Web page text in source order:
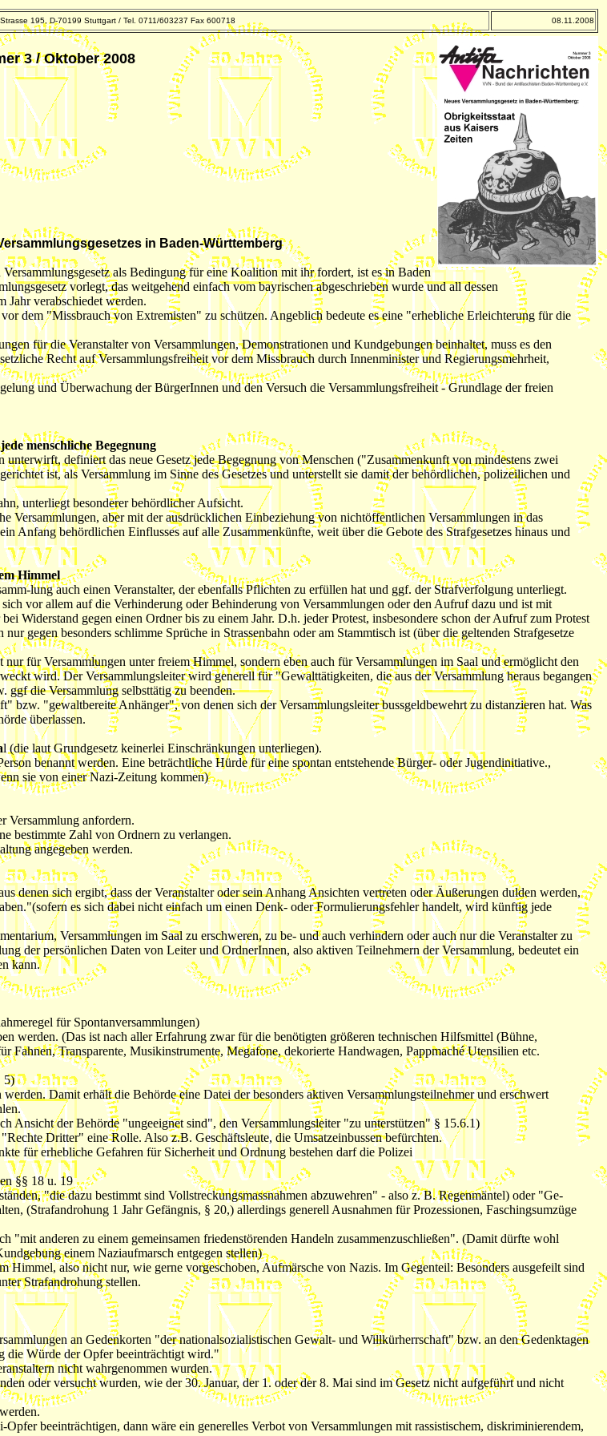
195, D-70199 Stuttgart / Tel. 0711/603237 Fax 600718 08.11.2008
3 / Oktober 2008
in Baden-Württemberg
als Bedingung für eine Koalition mit ihr fordert, ist es in Baden
vorlegt, das weitgehend einfach vom bayrischen abgeschrieben wurde und all dessen
Jahr verabschiedet werden.
dem "Missbrauch von Extremisten" zu schützen. Angeblich bedeute es eine "erhebliche Erleichterung für die
für die Veranstalter von Versammlungen, Demonstrationen und Kundgebungen beinhaltet, muss es den
Recht auf Versammlungsfreiheit vor dem Missbrauch durch Innenminister und Regierungsmehrheit,
und Überwachung der BürgerInnen und den Versuch die Versammlungsfreiheit - Grundlage der freien
menschliche Begegnung
definiert das neue Gesetz jede Begegnung von Menschen ("Zusammenkunft von mindestens zwei
ist, als Versammlung im Sinne des Gesetzes und unterstellt sie damit der behördlichen, polizeilichen und
unterliegt besonderer behördlicher Aufsicht.
Versammlungen, aber mit der ausdrücklichen Einbeziehung von nichtöffentlichen Versammlungen in das
behördlichen Einflusses auf alle Zusammenkünfte, weit über die Gebote des Strafgesetzes hinaus und
Himmel
lung auch einen Veranstalter, der ebenfalls Pflichten zu erfüllen hat und ggf. der Strafverfolgung unterliegt.
vor allem auf die Verhinderung oder Behinderung von Versammlungen oder den Aufruf dazu und ist mit
Widerstand gegen einen Ordner bis zu einem Jahr. D.h. jeder Protest, insbesondere schon der Aufruf zum Protest
gegen besonders schlimme Sprüche in Strassenbahn oder am Stammtisch ist (über die geltenden Strafgesetze
für Versammlungen unter freiem Himmel, sondern eben auch für Versammlungen im Saal und ermöglicht den
wird. Der Versammlungsleiter wird generell für "Gewalttätigkeiten, die aus der Versammlung heraus begangen
die Versammlung selbsttätig zu beenden.
"gewaltbereite Anhänger", von denen sich der Versammlungsleiter bussgeldbewehrt zu distanzieren hat. Was
überlassen.
l (die laut Grundgesetz keinerlei Einschränkungen unterliegen).
benannt werden. Eine beträchtliche Hürde für eine spontan entstehende Bürger- oder Jugendinitiative.,
sie von einer Nazi-Zeitung kommen)
Versammlung anfordern.
bestimmte Zahl von Ordnern zu verlangen.
angegeben werden.
denen sich ergibt, dass der Veranstalter oder sein Anhang Ansichten vertreten oder Äußerungen dulden werden,
es sich dabei nicht einfach um einen Denk- oder Formulierungsfehler handelt, wird künftig jede
Versammlungen im Saal zu erschweren, zu be- und auch verhindern oder auch nur die Veranstalter zu
der persönlichen Daten von Leiter und OrdnerInnen, also aktiven Teilnehmern der Versammlung, bedeutet ein
kann.
für Spontanversammlungen)
werden. (Das ist nach aller Erfahrung zwar für die benötigten größeren technischen Hilfsmittel (Bühne,
Transparente, Musikinstrumente, Megafone, dekorierte Handwagen, Pappmaché Utensilien etc.
5)
Damit erhält die Behörde eine Datei der besonders aktiven Versammlungsteilnehmer und erschwert
Ansicht der Behörde "ungeeignet sind", den Versammlungsleiter "zu unterstützen" § 15.6.1)
Dritter" eine Rolle. Also z.B. Geschäftsleute, die Umsatzeinbussen befürchten.
für erhebliche Gefahren für Sicherheit und Ordnung bestehen darf die Polizei
§§ 18 u. 19
"die dazu bestimmt sind Vollstreckungsmassnahmen abzuwehren" - also z. B. Regenmäntel) oder "Ge-
(Strafandrohung 1 Jahr Gefängnis, § 20,) allerdings generell Ausnahmen für Prozessionen, Faschingsumzüge
anderen zu einem gemeinsamen friedenstörenden Handeln zusammenzuschließen". (Damit dürfte wohl
einem Naziaufmarsch entgegen stellen)
also nicht nur, wie gerne vorgeschoben, Aufmärsche von Nazis. Im Gegenteil: Besonders ausgefeilt sind
Strafandrohung stellen.
an Gedenkorten "der nationalsozialistischen Gewalt- und Willkürherrschaft" bzw. an den Gedenktagen
die Würde der Opfer beeinträchtigt wird."
nicht wahrgenommen wurden.
oder versucht wurden, wie der 30. Januar, der 1. oder der 8. Mai sind im Gesetz nicht aufgeführt und nicht
beeinträchtigen, dann wäre ein generelles Verbot von Versammlungen mit rassistischem, diskriminierendem,